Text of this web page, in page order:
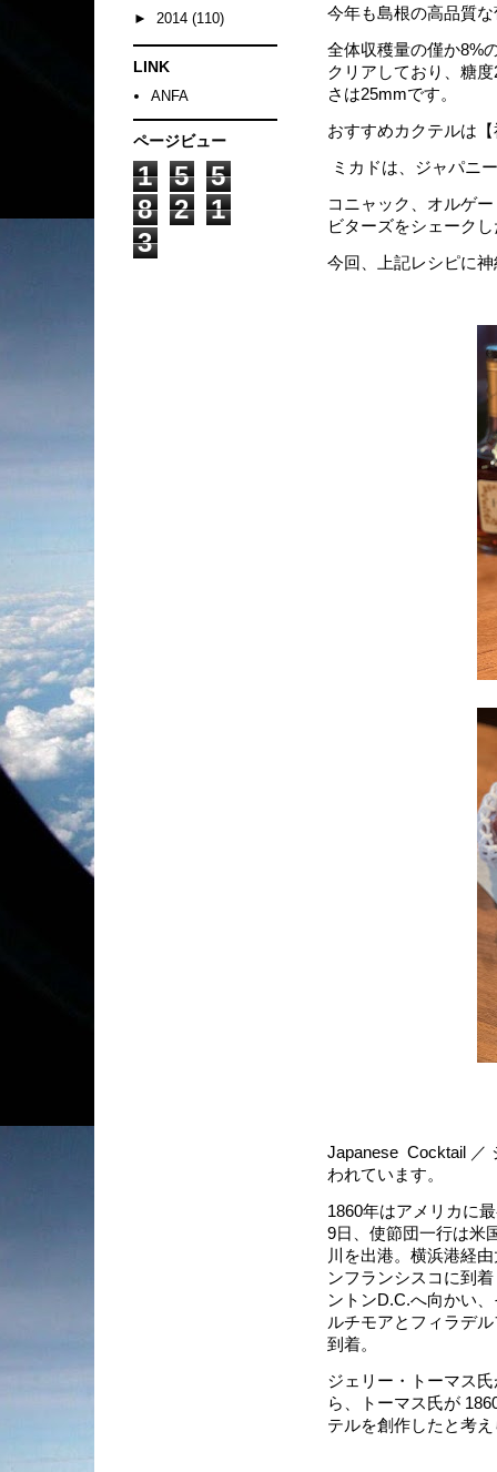
今年も島根の高品質
全体収穫量の僅か8%
クリアしており、糖
さは25mmです。
おすすめカクテルは
ミカドは、ジャパニ
コニャック、オルゲ
ビターズをシェーク
今回、上記レシピに
Japanese Cocktail ／
われています。
1860年はアメリカに
9日、使節団一行は米
川を出港。横浜港経
ンフランシスコに到
ントンD.C.へ向かい
ルチモアとフィラデ
到着。
ジェリー・トーマス
ら、トーマス氏が
テルを創作したと考
► 2014 (110)
LINK
ANFA
ページビュー
1 5
5
8
2
1
3